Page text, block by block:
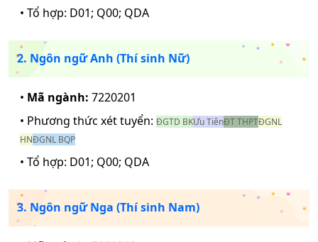
• Tổ hợp: D01; Q00; QDA
2. Ngôn ngữ Anh (Thí sinh Nữ)
• Mã ngành: 7220201
• Phương thức xét tuyển: ĐGTD BKƯu TiênĐT THPTĐGNL
HNĐGNL BQP
• Tổ hợp: D01; Q00; QDA
3. Ngôn ngữ Nga (Thí sinh Nam)